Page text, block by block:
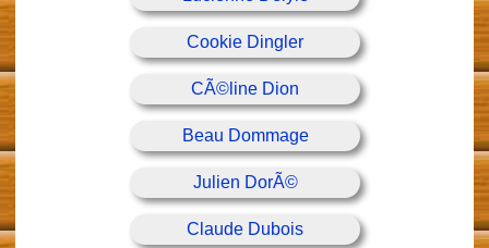
Cookie Dingler
CÃ©line Dion
Beau Dommage
Julien DorÃ©
Claude Dubois